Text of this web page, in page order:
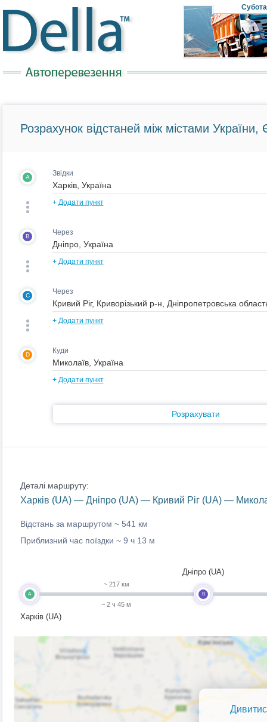
Субота
Розрахунок відстаней між містами України,
A Звідки
+ Додати пункт
B Через
+ Додати пункт
C Через
+ Додати пункт
D Куди
+ Додати пункт
Розрахувати
Деталі маршруту:
Харків (UA) — Дніпро (UA) — Кривий Ріг (UA) —
Відстань за маршрутом ~ 541 км
Приблизний час поїздки ~ 9 ч 13 м
A
Харків (UA)
~ 217 км
~ 2 ч 45 м
B
Дніпро (UA)